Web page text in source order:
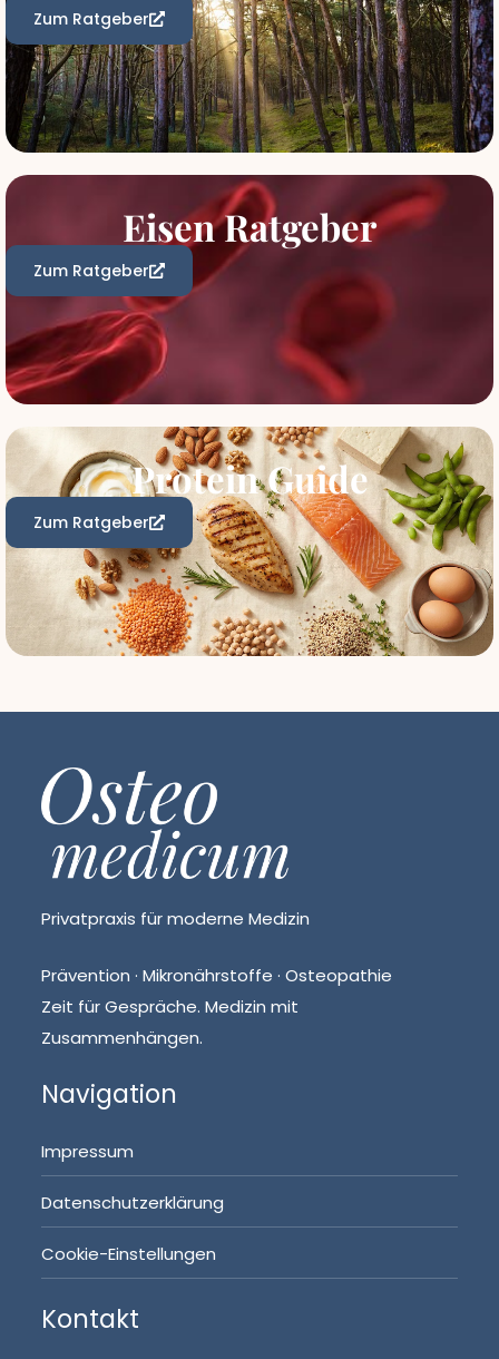
Zum Ratgeber
Eisen Ratgeber
Zum Ratgeber
Protein Guide
Zum Ratgeber
Privatpraxis für moderne Medizin
Prävention · Mikronährstoffe · Osteopathie
Zeit für Gespräche. Medizin mit
Zusammenhängen.
Navigation
Impressum
Datenschutzerklärung
Cookie-Einstellungen
Kontakt